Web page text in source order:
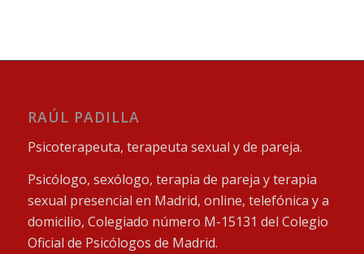
RAÚL PADILLA
Psicoterapeuta, terapeuta sexual y de pareja.
Psicólogo, sexólogo, terapia de pareja y terapia
sexual presencial en Madrid, online, telefónica y a
domicilio, Colegiado número M-15131 del Colegio
Oficial de Psicólogos de Madrid.